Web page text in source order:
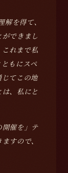
を得て、
できまし
れまで私
もにスペ
てこの地
、私にと
開催を」テ
すので、